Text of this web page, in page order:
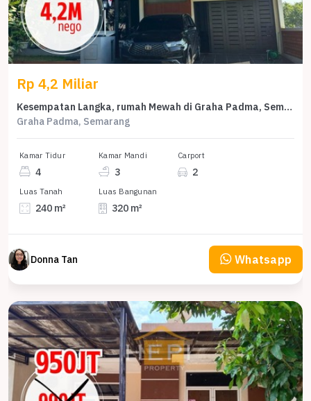
Rp 4,2 Miliar
Kesempatan Langka, rumah Mewah di Graha Padma, Semarang, LB 320m²
Graha Padma, Semarang
Kamar Tidur
4
Kamar Mandi
3
Carport
2
Luas Tanah
240 m²
Luas Bangunan
320 m²
Donna Tan Whatsapp